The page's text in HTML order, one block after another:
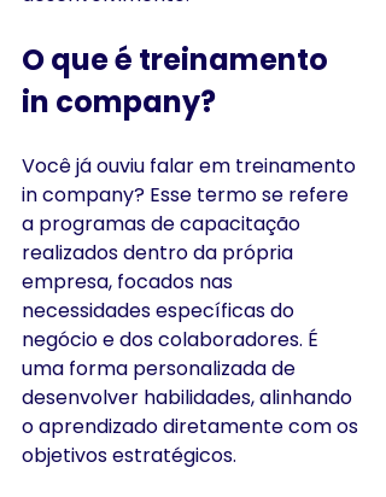
O que é treinamento
in company?
Você já ouviu falar em treinamento
in company? Esse termo se refere
a programas de capacitação
realizados dentro da própria
empresa, focados nas
necessidades específicas do
negócio e dos colaboradores. É
uma forma personalizada de
desenvolver habilidades, alinhando
o aprendizado diretamente com os
objetivos estratégicos.